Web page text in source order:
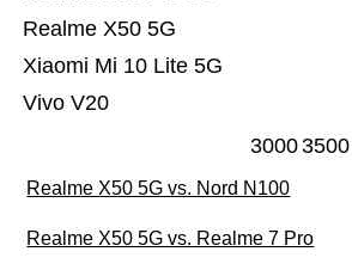
Vivo V20
Xiaomi Mi 10 Lite 5G
Realme X50 5G
30003500
Realme X50 5G vs. Nord N100
Realme X50 5G vs. Realme 7 Pro